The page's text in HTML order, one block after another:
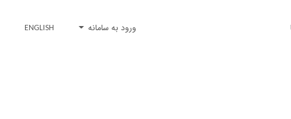
ورود به سامانه ENGLISH